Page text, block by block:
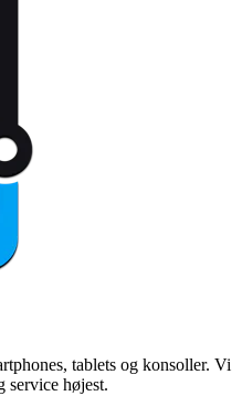
tablets og konsoller. Vi
højest.